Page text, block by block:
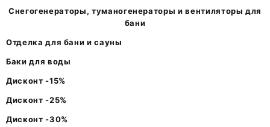
Снегогенераторы, туманогенераторы и вентиляторы для
бани
Отделка для бани и сауны
Баки для воды
Дисконт -15%
Дисконт -25%
Дисконт -30%